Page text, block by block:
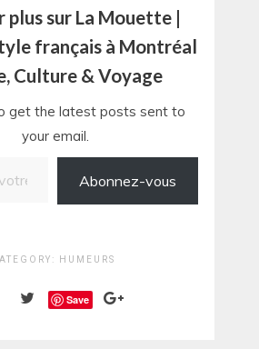
plus sur La Mouette |
français à Montréal
Culture & Voyage
get the latest posts sent to
your email.
Abonnez-vous
HUMEURS
Save